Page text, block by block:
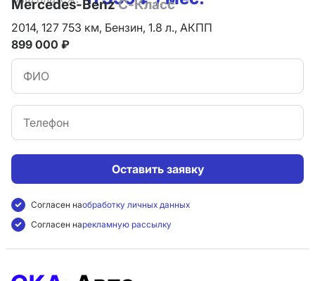
Оставить заявку
Согласен наобработку личных данных
Согласен нарекламную рассылку
Mercedes-BenzC-Класс
2014, 127 753 км, Бензин, 1.8 л., АКПП
899 000 ₽